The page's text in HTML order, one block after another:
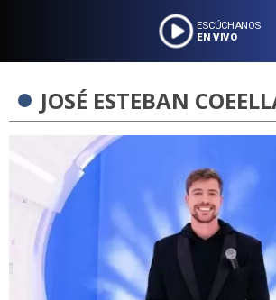
ESCÚCHANOS
EN VIVO
JOSÉ ESTEBAN